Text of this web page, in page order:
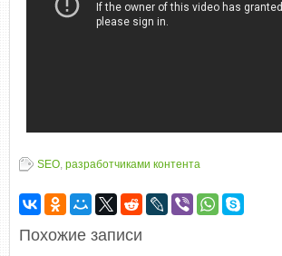
SEO, разработчиками контента
Похожие записи